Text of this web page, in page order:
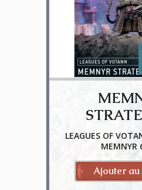
LEAGUES OF
MEMNYR
Ajouter au